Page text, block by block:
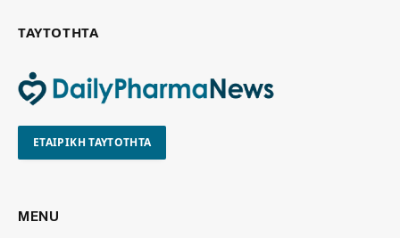
ΤΑΥΤΟΤΗΤΑ
ΕΤΑΙΡΙΚΗ ΤΑΥΤΟΤΗΤΑ
MENU